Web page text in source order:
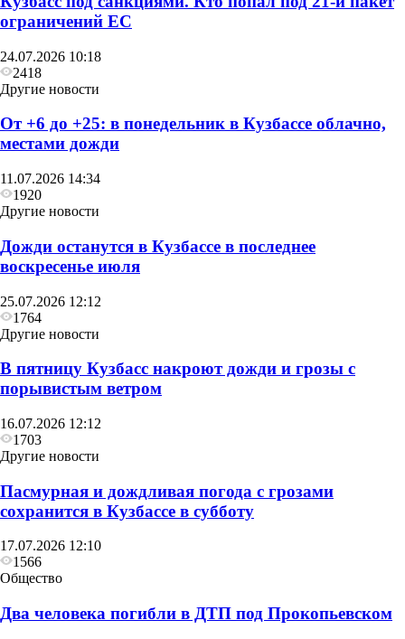
Другие новости
неделя жары
ограничений ЕС
24.07.2026 10:18
2418
Другие новости
От +6 до +25: в понедельник в Кузбассе облачно,
местами дожди
11.07.2026 14:34
1920
Другие новости
Дожди останутся в Кузбассе в последнее
воскресенье июля
25.07.2026 12:12
1764
Другие новости
В пятницу Кузбасс накроют дожди и грозы с
порывистым ветром
16.07.2026 12:12
1703
Другие новости
Пасмурная и дождливая погода с грозами
сохранится в Кузбассе в субботу
17.07.2026 12:10
1566
Общество
Два человека погибли в ДТП под Прокопьевском